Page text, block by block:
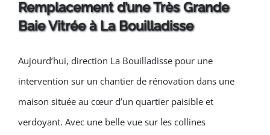
Remplacement d’une Très
Grande Baie Vitrée à La
Remplacement d’une Très Grande
Baie Vitrée à La Bouilladisse
Aujourd’hui, direction La Bouilladisse pour une
intervention sur un chantier de rénovation dans une
maison située au cœur d’un quartier paisible et
verdoyant. Avec une belle vue sur les collines